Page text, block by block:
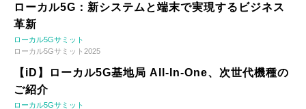
ローカル5G：新システムと端末で実現するビジネス
革新
ローカル5Gサミット
ローカル5Gサミット2025
【iD】ローカル5G基地局 All-In-One、次世代機種の
ご紹介
ローカル5Gサミット